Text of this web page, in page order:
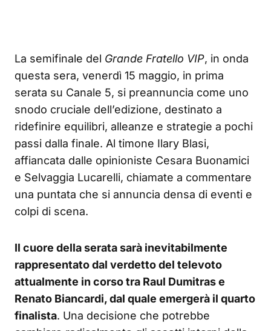
La semifinale del Grande Fratello VIP, in onda
questa sera, venerdì 15 maggio, in prima
serata su Canale 5, si preannuncia come uno
snodo cruciale dell’edizione, destinato a
ridefinire equilibri, alleanze e strategie a pochi
passi dalla finale. Al timone Ilary Blasi,
affiancata dalle opinioniste Cesara Buonamici
e Selvaggia Lucarelli, chiamate a commentare
una puntata che si annuncia densa di eventi e
colpi di scena.
Il cuore della serata sarà inevitabilmente
rappresentato dal verdetto del televoto
attualmente in corso tra Raul Dumitras e
Renato Biancardi, dal quale emergerà il quarto
finalista. Una decisione che potrebbe